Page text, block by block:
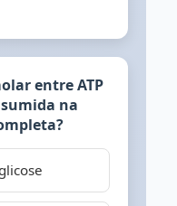
entre ATP
na